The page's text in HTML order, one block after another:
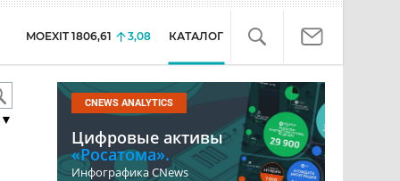
MOEXIT 1806,61 3,08 КАТАЛОГ
CNEWS ANALYTICS
Цифровые активы
«Росатома».
Инфографика CNews